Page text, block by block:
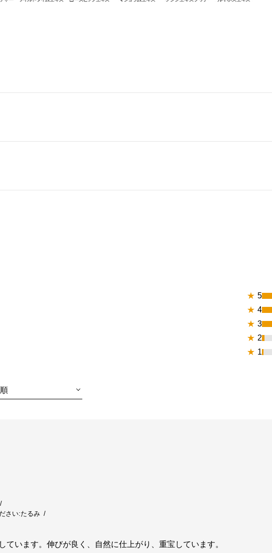
★ 5
★ 4
★ 3
★ 2
★ 1
さい:たるみ
います。伸びが良く、自然に仕上がり、重宝しています。